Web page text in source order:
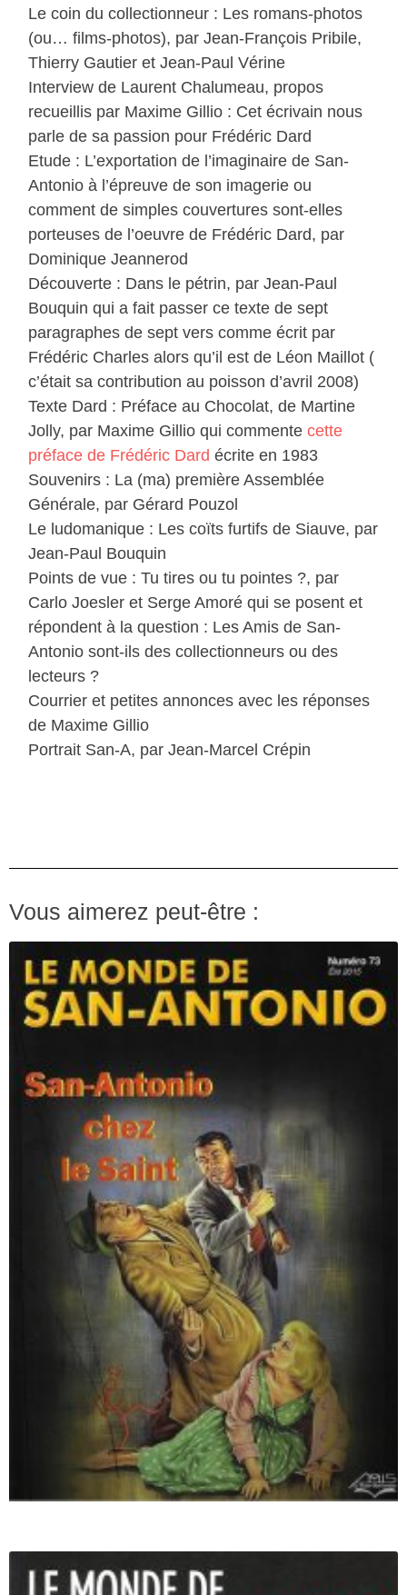
Le coin du collectionneur : Les romans-photos
(ou… films-photos), par Jean-François Pribile,
Thierry Gautier et Jean-Paul Vérine
Interview de Laurent Chalumeau, propos
recueillis par Maxime Gillio : Cet écrivain nous
parle de sa passion pour Frédéric Dard
Etude : L’exportation de l’imaginaire de San-
Antonio à l’épreuve de son imagerie ou
comment de simples couvertures sont-elles
porteuses de l’oeuvre de Frédéric Dard, par
Dominique Jeannerod
Découverte : Dans le pétrin, par Jean-Paul
Bouquin qui a fait passer ce texte de sept
paragraphes de sept vers comme écrit par
Frédéric Charles alors qu’il est de Léon Maillot (
c’était sa contribution au poisson d’avril 2008)
Texte Dard : Préface au Chocolat, de Martine
Jolly, par Maxime Gillio qui commentecette
préface de Frédéric Dard écrite en 1983
Souvenirs : La (ma) première Assemblée
Générale, par Gérard Pouzol
Le ludomanique : Les coïts furtifs de Siauve, par
Jean-Paul Bouquin
Points de vue : Tu tires ou tu pointes ?, par
Carlo Joesler et Serge Amoré qui se posent et
répondent à la question : Les Amis de San-
Antonio sont-ils des collectionneurs ou des
lecteurs ?
Courrier et petites annonces avec les réponses
de Maxime Gillio
Portrait San-A, par Jean-Marcel Crépin
Vous aimerez peut-être :